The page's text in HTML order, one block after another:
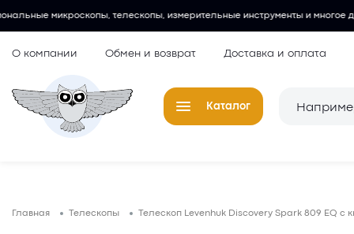
телескопы, измерительные инструменты и многое другое.
О компании Обмен и возврат Доставка и оплата
Каталог
Главная Телескопы Телескоп Levenhuk Discovery Spark 809 EQ с